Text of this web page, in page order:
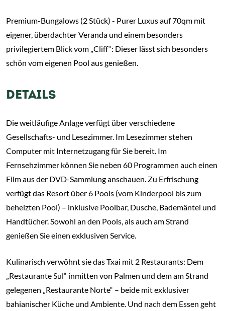
Premium-Bungalows (2 Stück) - Purer Luxus auf 70qm mit
eigener, überdachter Veranda und einem besonders
privilegiertem Blick vom „Cliff“: Dieser lässt sich besonders
schön vom eigenen Pool aus genießen.
DETAILS
Die weitläufige Anlage verfügt über verschiedene
Gesellschafts- und Lesezimmer. Im Lesezimmer stehen
Computer mit Internetzugang für Sie bereit. Im
Fernsehzimmer können Sie neben 60 Programmen auch einen
Film aus der DVD-Sammlung anschauen. Zu Erfrischung
verfügt das Resort über 6 Pools (vom Kinderpool bis zum
beheizten Pool) – inklusive Poolbar, Dusche, Bademäntel und
Handtücher. Sowohl an den Pools, als auch am Strand
genießen Sie einen exklusiven Service.
Kulinarisch verwöhnt sie das Txai mit 2 Restaurants: Dem
„Restaurante Sul“ inmitten von Palmen und dem am Strand
gelegenen „Restaurante Norte“ – beide mit exklusiver
bahianischer Küche und Ambiente. Und nach dem Essen geht